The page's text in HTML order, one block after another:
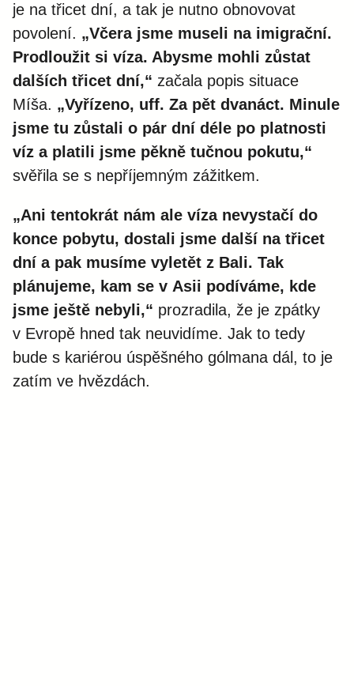
je na třicet dní, a tak je nutno obnovovat
povolení. „Včera jsme museli na imigrační.
Prodloužit si víza. Abysme mohli zůstat
dalších třicet dní,“ začala popis situace
Míša. „Vyřízeno, uff. Za pět dvanáct. Minule
jsme tu zůstali o pár dní déle po platnosti
víz a platili jsme pěkně tučnou pokutu,“
svěřila se s nepříjemným zážitkem.
„Ani tentokrát nám ale víza nevystačí do
konce pobytu, dostali jsme další na třicet
dní a pak musíme vyletět z Bali. Tak
plánujeme, kam se v Asii podíváme, kde
jsme ještě nebyli,“ prozradila, že je zpátky
v Evropě hned tak neuvidíme. Jak to tedy
bude s kariérou úspěšného gólmana dál, to je
zatím ve hvězdách.